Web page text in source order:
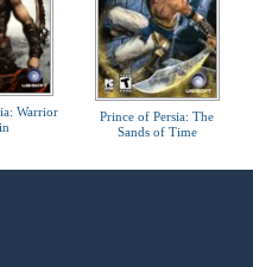
Warrior
Prince of Persia: The
Sands of Time